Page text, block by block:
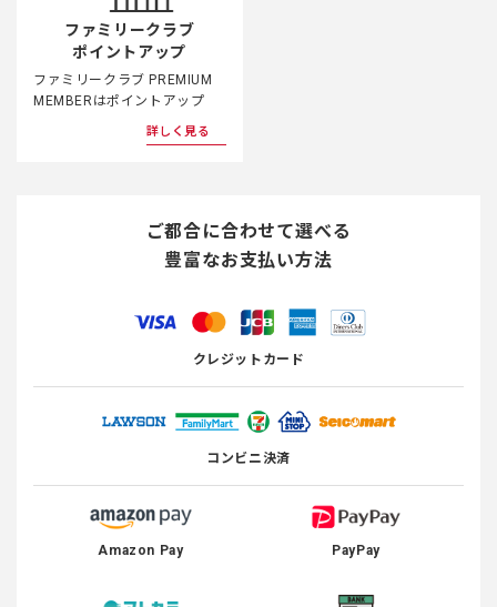
ファミリークラブ
ポイントアップ
ファミリークラブ PREMIUM
MEMBERはポイントアップ
詳しく見る
ご都合に合わせて選べる
豊富なお支払い方法
クレジットカード
コンビニ決済
Amazon Pay PayPay